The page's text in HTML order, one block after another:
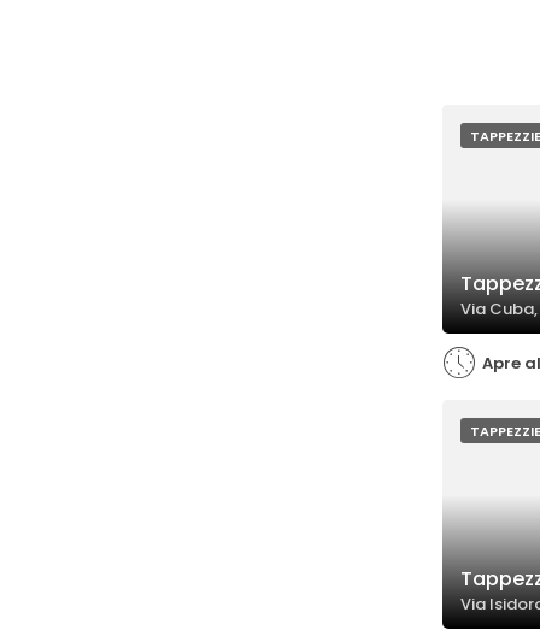
Via
Apre
Via